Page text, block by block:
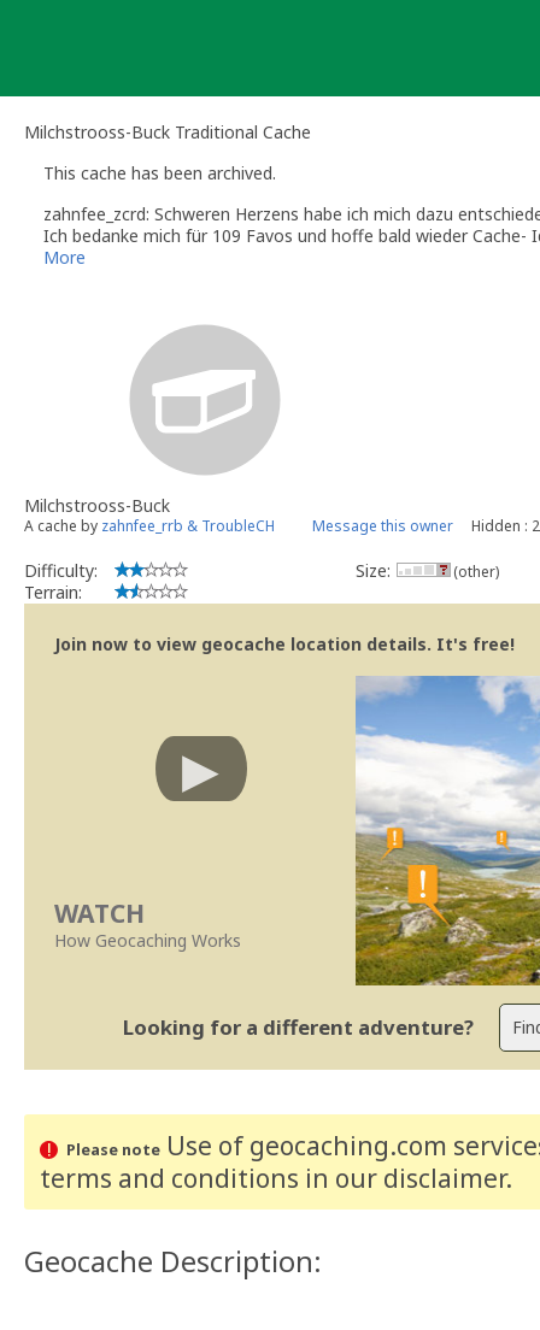
Milchstrooss-Buck Traditional Cache
This cache has been archived.
zahnfee_zcrd: Schweren Herzens habe ich mich dazu
Ich bedanke mich für 109 Favos und hoffe bald wieder Cache-
More
Milchstrooss-Buck
A cache by zahnfee_rrb & TroubleCH Message this owner Hidden :
Difficulty:
Terrain:
Size: (other)
Join now to view geocache location details. It's free!
WATCH
How Geocaching Works
Looking for a different adventure?
Please noteUse of geocaching.com
terms and conditions in our disclaimer.
Geocache Description: